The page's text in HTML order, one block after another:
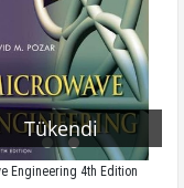
Tükendi
Engineering 4th Edition